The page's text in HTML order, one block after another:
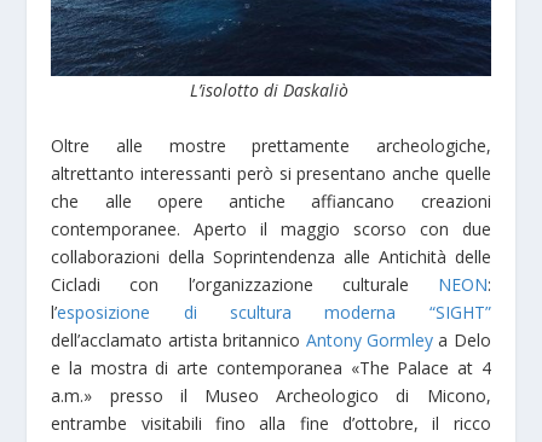
L’isolotto di Daskaliò
Oltre alle mostre prettamente archeologiche,
altrettanto interessanti però si presentano anche quelle
che alle opere antiche affiancano creazioni
contemporanee. Aperto il maggio scorso con due
collaborazioni della Soprintendenza alle Antichità delle
Cicladi con l’organizzazione culturale NEON:
l’esposizione di scultura moderna “SIGHT”
dell’acclamato artista britannico Antony Gormleya Delo
e la mostra di arte contemporanea «The Palace at 4
a.m.» presso il Museo Archeologico di Micono,
entrambe visitabili fino alla fine d’ottobre, il ricco